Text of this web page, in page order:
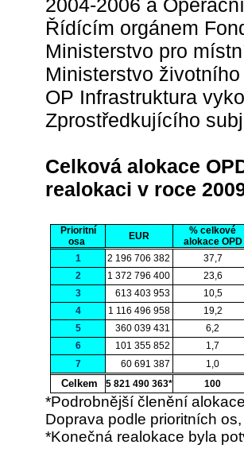
2004-2006 a
Řídícím orgánem
Ministerstvo pro
Ministerstvo
OP Infrastruktura
Zprostředkujícího
Celková alokace
realokaci v roce
Prioritní
osa
EUR
% celkové
alokace OPD
1
2 196 706 382
37,7
2
1 372 796 400
23,6
3
613 403 953
10,5
4
1 116 496 958
19,2
5
360 039 431
6,2
6
101 355 852
1,7
7
60 691 387 1,0
Celkem 5 821 490 363* 100
*Podrobnější členění
Doprava podle prioritních
*Konečná realokace byla